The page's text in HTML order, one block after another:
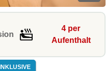
4 per
Aufenthalt